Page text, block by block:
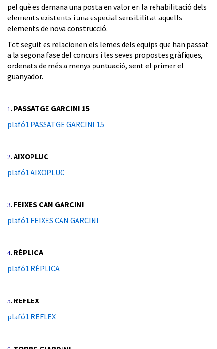
pel què es demana una posta en valor en la rehabilitació dels
elements existents i una especial sensibilitat aquells
elements de nova construcció.
Tot seguit es relacionen els lemes dels equips que han passat
a la segona fase del concurs i les seves propostes gràfiques,
ordenats de més a menys puntuació, sent el primer el
guanyador.
1. PASSATGE GARCINI 15
plafó1 PASSATGE GARCINI 15
2. AIXOPLUC
plafó1 AIXOPLUC
3. FEIXES CAN GARCINI
plafó1 FEIXES CAN GARCINI
4. RÈPLICA
plafó1 RÈPLICA
5. REFLEX
plafó1 REFLEX